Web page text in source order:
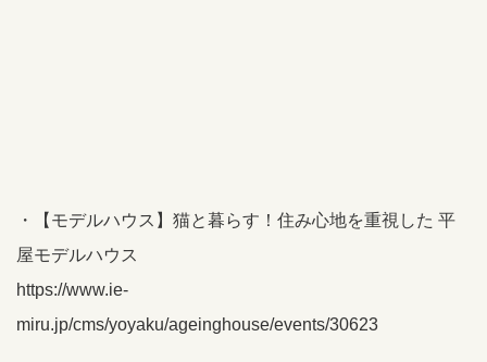
・【モデルハウス】猫と暮らす！住み心地を重視した 平
屋モデルハウス
https://www.ie-
miru.jp/cms/yoyaku/ageinghouse/events/30623